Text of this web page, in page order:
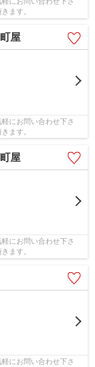
ます。
町屋
にお問い合わせ下さ
ます。
屋
にお問い合わせ下さ
ます。
にお問い合わせ下さ